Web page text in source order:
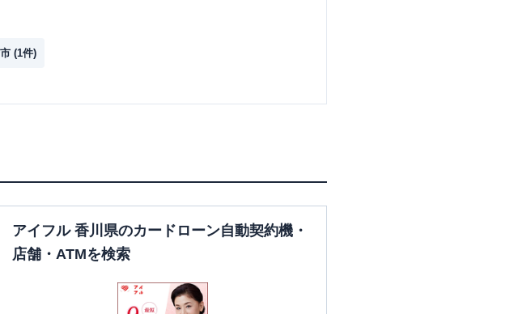
(1件)
アイフル 香川県のカードローン自動契約機・
店舗・ATMを検索